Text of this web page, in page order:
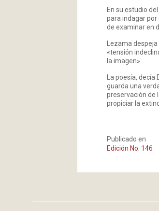
En su estudio
para indagar por
de examinar en
Lezama
«tensión
la imagen».
La poesía,
guarda una
preservación de
propiciar la
Publicado en
Edición No. 146